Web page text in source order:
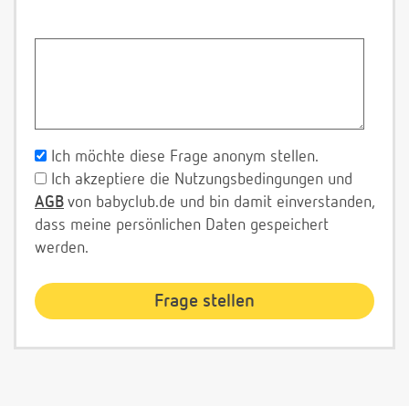
Ich möchte diese Frage anonym stellen.
Ich akzeptiere die Nutzungsbedingungen und
AGB von babyclub.de und bin damit einverstanden,
dass meine persönlichen Daten gespeichert
werden.